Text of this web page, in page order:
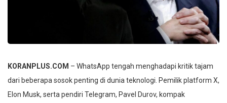
KORANPLUS.COM – WhatsApp tengah menghadapi kritik tajam
dari beberapa sosok penting di dunia teknologi. Pemilik platform X,
Elon Musk, serta pendiri Telegram, Pavel Durov, kompak